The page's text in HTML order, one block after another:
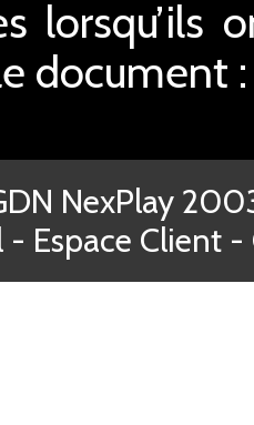
lorsqu’ils
document
NexPlay
- Espace Client -